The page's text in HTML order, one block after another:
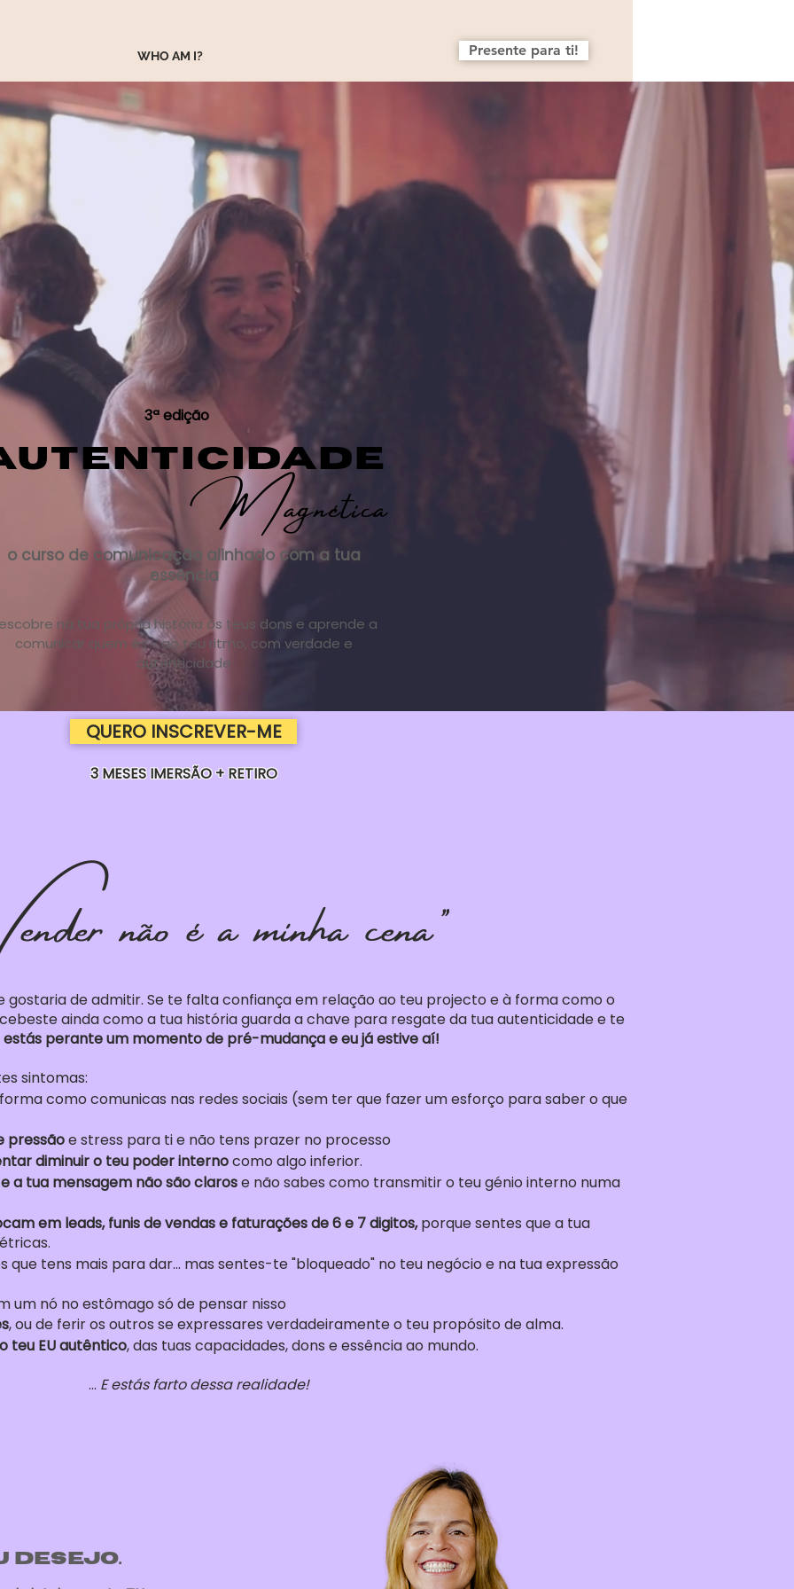
WHO AM I? Presente para ti!
3ª edição
Magnética
o curso de comunicação alinhado com a tua
essência
na tua própria história os teus dons e aprende a
comunicar quem és - ao teu ritmo, com verdade e
autenticidade
QUERO INSCREVER-ME
3 MESES IMERSÃO + RETIRO
não é a minha cena"
gostaria de admitir. Se te falta confiança em relação ao teu projecto e à forma como o
ainda como a tua história guarda a chave para resgate da tua autenticidade e te
estás perante um momento de pré-mudança e eu já estive aí!
sintomas:
como comunicas nas redes sociais (sem ter que fazer um esforço para saber o que
pressãoe stress para ti e não tens prazer no processo
diminuir o teu poder internocomo algo inferior.
a tua mensagem não são clarose não sabes como transmitir o teu génio interno numa
em leads, funis de vendas e faturações de 6 e 7 digitos,porque sentes que a tua
que tens mais para dar... mas sentes-te "bloqueado" no teu negócio e na tua expressão
um nó no estômago só de pensar nisso
, ou de ferir os outros se expressares verdadeiramente o teu propósito de alma.
teu EU autêntico, das tuas capacidades, dons e essência ao mundo.
... E estás farto dessa realidade!
desejo.